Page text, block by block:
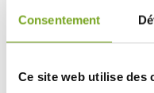
Consentement
Ce site web utilise des